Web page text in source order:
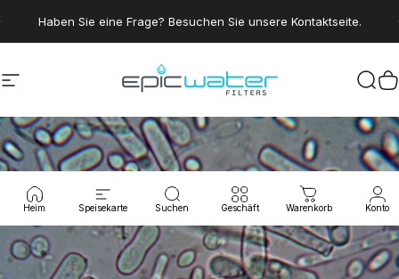
Haben Sie eine Frage? Besuchen Sie unsere Kontaktseite.
Seitennavigation Epic Water Filters USA
Heim Speisekarte Suchen Geschäft Warenkorb Konto